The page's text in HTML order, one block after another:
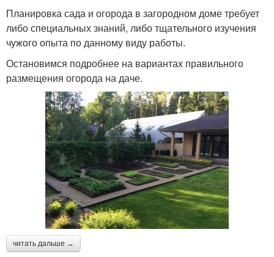
Планировка сада и огорода в загородном доме требует
либо специальных знаний, либо тщательного изучения
чужого опыта по данному виду работы.
Остановимся подробнее на вариантах правильного
размещения огорода на даче.
читать дальше →